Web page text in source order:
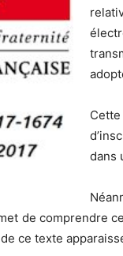
dans
de comprendre
ce texte